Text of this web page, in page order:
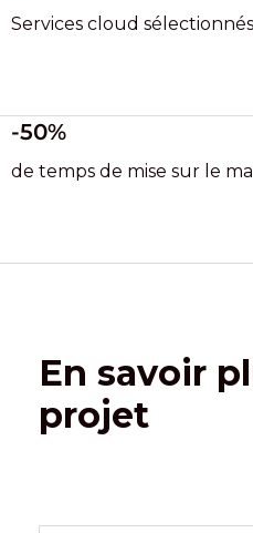
Services cloud sélectionnés
-50%
de temps de mise sur le
En savoir
projet